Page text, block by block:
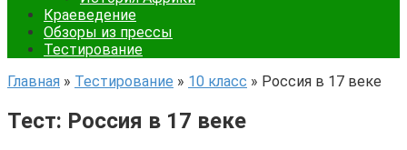
Краеведение
Обзоры из прессы
Тестирование
Главная » Тестирование » 10 класс » Россия в 17 веке
Тест: Россия в 17 веке